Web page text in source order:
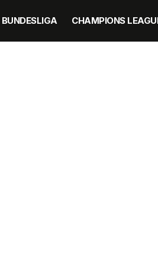
BUNDESLIGA CHAMPIONS